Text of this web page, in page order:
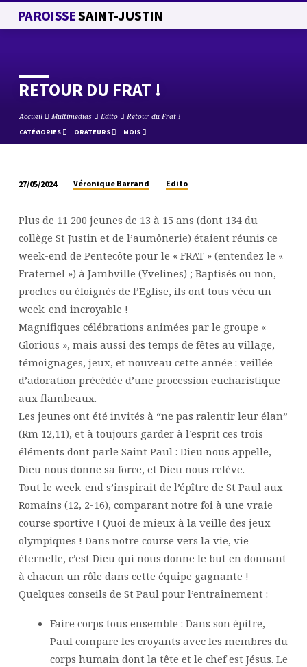
PAROISSESAINT-JUSTIN
RETOUR DU FRAT !
Accueil Multimedias Edito Retour du Frat !
CATÉGORIES ORATEURS MOIS
DU
FRAT
!
27/05/2024 Véronique Barrand Edito
Plus de 11 200 jeunes de 13 à 15 ans (dont 134 du
collège St Justin et de l’aumônerie) étaient réunis ce
week-end de Pentecôte pour le « FRAT » (entendez le «
Fraternel ») à Jambville (Yvelines) ; Baptisés ou non,
proches ou éloignés de l’Eglise, ils ont tous vécu un
week-end incroyable !
Magnifiques célébrations animées par le groupe «
Glorious », mais aussi des temps de fêtes au village,
témoignages, jeux, et nouveau cette année : veillée
d’adoration précédée d’une procession eucharistique
aux flambeaux.
Les jeunes ont été invités à “ne pas ralentir leur élan”
(Rm 12,11), et à toujours garder à l’esprit ces trois
éléments dont parle Saint Paul : Dieu nous appelle,
Dieu nous donne sa force, et Dieu nous relève.
Tout le week-end s’inspirait de l’épître de St Paul aux
Romains (12, 2-16), comparant notre foi à une vraie
course sportive ! Quoi de mieux à la veille des jeux
olympiques ! Dans notre course vers la vie, vie
éternelle, c’est Dieu qui nous donne le but en donnant
à chacun un rôle dans cette équipe gagnante !
Quelques conseils de St Paul pour l’entraînement :
Faire corps tous ensemble : Dans son épitre,
Paul compare les croyants avec les membres du
corps humain dont la tête et le chef est Jésus. Le